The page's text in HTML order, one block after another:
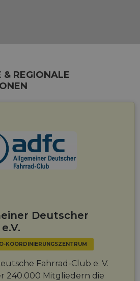
REGIONALE
Deutscher
KOORDINIERUNGSZENTRUM
Fahrrad-Club e. V.
240.000 Mitgliedern die